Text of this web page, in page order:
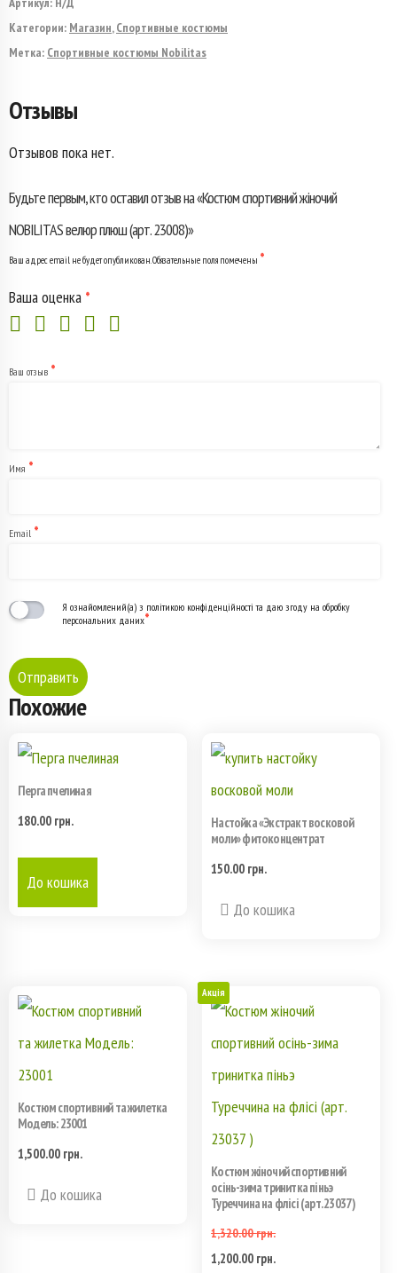
Костюм
спортивний
NOBILITAS
велюр
(арт.
23008)
Категории: Магазин,Спортивные костюмы
Метка: Спортивные костюмы Nobilitas
Отзывы
Отзывов пока нет.
Будьте первым, кто оставил отзыв на «Костюм спортивний жіночий
NOBILITAS велюр плюш (арт. 23008)»
Ваш адрес email не будет опубликован. Обязательные поля помечены *
Ваша оценка *
Ваш отзыв *
Имя *
Email *
Я ознайомлений(а) з політикою конфіденційності та даю згоду на обробку
персональних даних*
Похожие
Перга пчелиная
180.00 грн.
До кошика
Настойка «Экстракт восковой
моли» фитоконцентрат
150.00 грн.
До кошика
Костюм спортивний та жилетка
Модель: 23001
1,500.00 грн.
До кошика
Акція
Костюм жіночий спортивний
осінь-зима тринитка піньэ
Туреччина на флісі (арт. 23037 )
1,320.00грн.
Первоначальная
1,200.00 грн.Текущая